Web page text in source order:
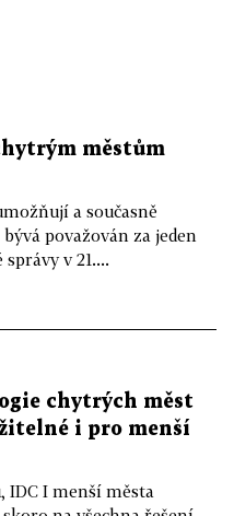
městům
a současně
považován za jeden
v 21....
chytrých měst
i pro menší
IDC I menší města